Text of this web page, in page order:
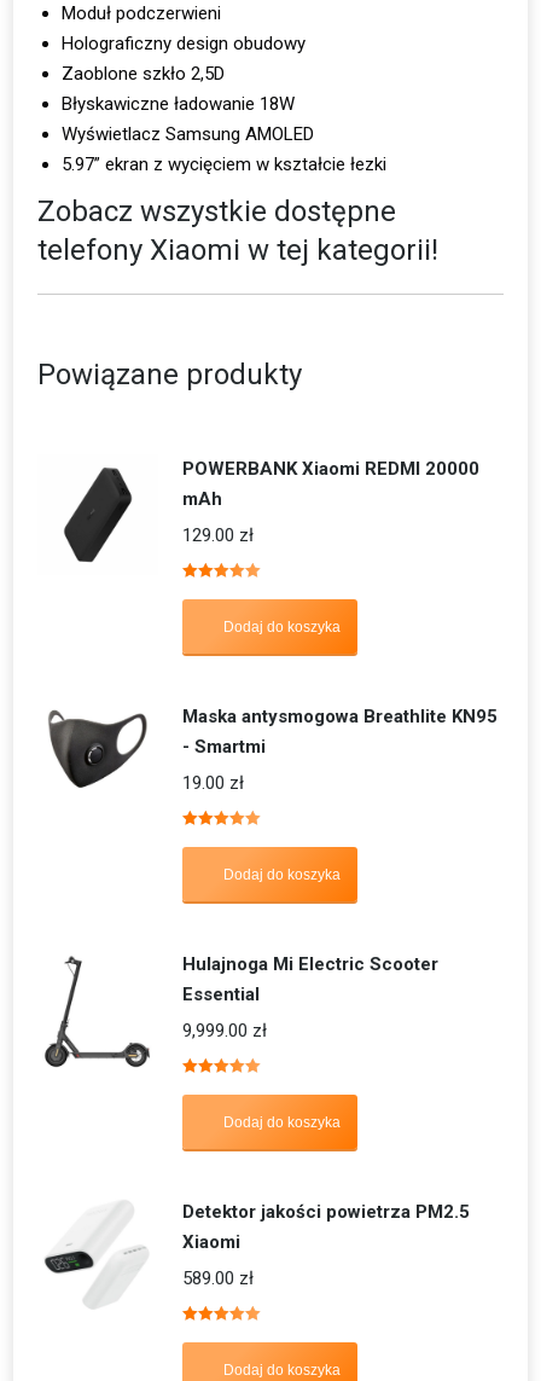
Moduł podczerwieni
Holograficzny design obudowy
Zaoblone szkło 2,5D
Błyskawiczne ładowanie 18W
Wyświetlacz Samsung AMOLED
5.97” ekran z wycięciem w kształcie łezki
Zobacz wszystkie dostępne
telefony Xiaomi w tej kategorii!
Powiązane produkty
POWERBANK Xiaomi REDMI 20000
mAh
129.00 zł
5.00
Dodaj do koszyka
Maska antysmogowa Breathlite KN95
- Smartmi
19.00 zł
5.00
Dodaj do koszyka
Hulajnoga Mi Electric Scooter
Essential
9,999.00 zł
5.00
Dodaj do koszyka
Detektor jakości powietrza PM2.5
Xiaomi
589.00 zł
5.00
Dodaj do koszyka